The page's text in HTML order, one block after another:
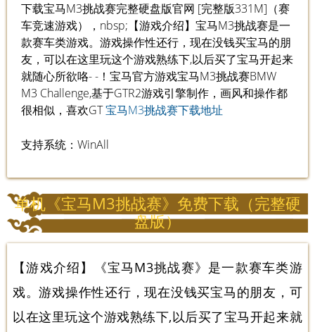
下载宝马M3挑战赛完整硬盘版官网 [完整版331M]（赛
车竞速游戏），nbsp;【游戏介绍】宝马M3挑战赛是一
款赛车类游戏。游戏操作性还行，现在没钱买宝马的朋
友，可以在这里玩这个游戏熟练下,以后买了宝马开起来
就随心所欲咯- -！宝马官方游戏宝马M3挑战赛BMW
M3 Challenge,基于GTR2游戏引擎制作，画风和操作都
很相似，喜欢GT宝马M3挑战赛下载地址
支持系统：WinAll
单机《宝马M3挑战赛》免费下载（完整硬
盘版）
【游戏介绍】《宝马M3挑战赛》是一款赛车类游
戏。游戏操作性还行，现在没钱买宝马的朋友，可
以在这里玩这个游戏熟练下,以后买了宝马开起来就